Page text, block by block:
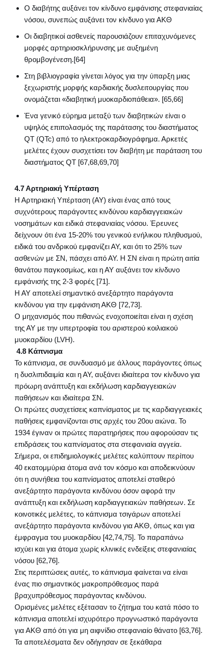
Ο διαβήτης αυξάνει τον κίνδυνο εμφάνισης στεφανιαίας
νόσου, συνεπώς αυξάνει τον κίνδυνο για ΑΚΘ
Οι διαβητικοί ασθενείς παρουσιάζουν επιταχυνόμενες
μορφές αρτηριοσκλήρυνσης με αυξημένη
θρομβογένεση.[64]
Στη βιβλιογραφία γίνεται λόγος για την ύπαρξη μιας
ξεχωριστής μορφής καρδιακής δυσλειτουργίας που
ονομάζεται «διαβητική μυοκαρδιοπάθεια». [65,66]
Ένα γενικό εύρημα μεταξύ των διαβητικών είναι ο
υψηλός επιπολασμός της παράτασης του διαστήματος
QT (QTc) από το ηλεκτροκαρδιογράφημα. Αρκετές
μελέτες έχουν συσχετίσει τον διαβήτη με παράταση του
διαστήματος QT [67,68,69,70]
4.7 Αρτηριακή Υπέρταση
Η Αρτηριακή Υπέρταση (ΑΥ) είναι ένας από τους
συχνότερους παράγοντες κινδύνου καρδιαγγειακών
νοσημάτων και ειδικά στεφανιαίας νόσου. Έρευνες
δείχνουν ότι ένα 15-20% του γενικού ενήλικου πληθυσμού,
ειδικά του ανδρικού εμφανίζει ΑΥ, και ότι το 25% των
ασθενών με ΣΝ, πάσχει από ΑΥ. Η ΣΝ είναι η πρώτη αιτία
θανάτου παγκοσμίως, και η ΑΥ αυξάνει τον κίνδυνο
εμφάνισής της 2-3 φορές [71].
Η ΑΥ αποτελεί σημαντικό ανεξάρτητο παράγοντα
κινδύνου για την εμφάνιση ΑΚΘ [72,73].
Ο μηχανισμός που πιθανώς ενοχοποιείται είναι η σχέση
της ΑΥ με την υπερτροφία του αριστερού κοιλιακού
μυοκαρδίου (LVH).
4.8 Κάπνισμα
Το κάπνισμα, σε συνδυασμό με άλλους παράγοντες όπως
η δυσλιπιδαιμία και η ΑΥ, αυξάνει ιδιαίτερα τον κίνδυνο για
πρόωρη ανάπτυξη και εκδήλωση καρδιαγγειακών
παθήσεων και ιδιαίτερα ΣΝ.
Οι πρώτες συσχετίσεις καπνίσματος με τις καρδιαγγειακές
παθήσεις εμφανίζονται στις αρχές του 20ου αιώνα. Το
1934 έγιναν οι πρώτες παρατηρήσεις που αφορούσαν τις
επιδράσεις του καπνίσματος στα στεφανιαία αγγεία.
Σήμερα, οι επιδημιολογικές μελέτες καλύπτουν περίπου
40 εκατομμύρια άτομα ανά τον κόσμο και αποδεικνύουν
ότι η συνήθεια του καπνίσματος αποτελεί σταθερό
ανεξάρτητο παράγοντα κινδύνου όσον αφορά την
ανάπτυξη και εκδήλωση καρδιαγγειακών παθήσεων. Σε
κοινοτικές μελέτες, το κάπνισμα τσιγάρων αποτελεί
ανεξάρτητο παράγοντα κινδύνου για ΑΚΘ, όπως και για
έμφραγμα του μυοκαρδίου [42,74,75]. Το παραπάνω
ισχύει και για άτομα χωρίς κλινικές ενδείξεις στεφανιαίας
νόσου [62,76].
Στις περιπτώσεις αυτές, το κάπνισμα φαίνεται να είναι
ένας πιο σημαντικός μακροπρόθεσμος παρά
βραχυπρόθεσμος παράγοντας κινδύνου.
Ορισμένες μελέτες εξέτασαν το ζήτημα του κατά πόσο το
κάπνισμα αποτελεί ισχυρότερο προγνωστικό παράγοντα
για ΑΚΘ από ότι για μη αιφνίδιο στεφανιαίο θάνατο [63,76].
Τα αποτελέσματα δεν οδήγησαν σε ξεκάθαρα